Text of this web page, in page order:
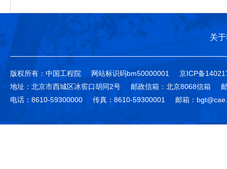
关
版权所有：中国工程院 网站标识码bm50000001
京ICP备
地址：北京市西城区冰窖口胡同2号
邮政信箱：北京8068信箱
电话：8610-59300000
传真：8610-59300001 邮箱：